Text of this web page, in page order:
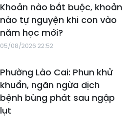
Khoản nào bắt buộc, khoản
nào tự nguyện khi con vào
năm học mới?
05/08/2026 22:52
Phường Lào Cai: Phun khử
khuẩn, ngăn ngừa dịch
bệnh bùng phát sau ngập
lụt